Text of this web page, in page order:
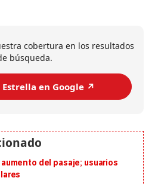
cobertura en los resultados
búsqueda.
Estrella en Google ↗️
del pasaje; usuarios